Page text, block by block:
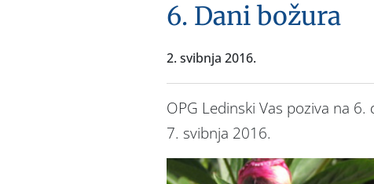
6. Dani božura
2. svibnja 2016.
OPG Ledinski Vas poziva na
7. svibnja 2016.